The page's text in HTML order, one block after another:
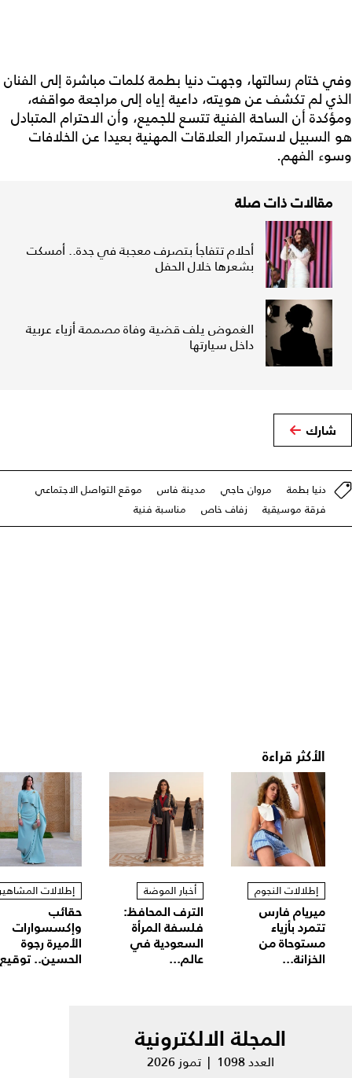
وفي ختام رسالتها، وجهت دنيا بطمة كلمات مباشرة إلى الفنان
الذي لم تكشف عن هويته، داعية إياه إلى مراجعة مواقفه،
ومؤكدة أن الساحة الفنية تتسع للجميع، وأن الاحترام المتبادل
هو السبيل لاستمرار العلاقات المهنية بعيدا عن الخلافات
وسوء الفهم.
مقالات ذات صلة
أحلام تتفاجأ بتصرف معجبة في جدة.. أمسكت
بشعرها خلال الحفل
الغموض يلف قضية وفاة مصممة أزياء عربية
داخل سيارتها
شارك
دنيا بطمة مروان حاجي مدينة فاس
موقع التواصل الاجتماعي
فرقة موسيقية
زفاف خاص مناسبة فنية
الأكثر قراءة
إطلالات النجوم
ميريام فارس
تتمرد بأزياء
مستوحاة من
الخزانة...
أخبار الموضة
الترف المحافظ:
فلسفة المرأة
السعودية في
عالم...
إطلالات
حقائب
وإكسسوارات
الأميرة رجوة
الحسين..
المجلة الالكترونية
العدد 1098 | تموز 2026